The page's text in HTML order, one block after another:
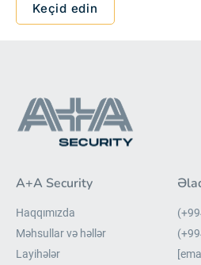
Keçid edin
A+A Security
Haqqımızda
Məhsullar və həllər
Layihələr